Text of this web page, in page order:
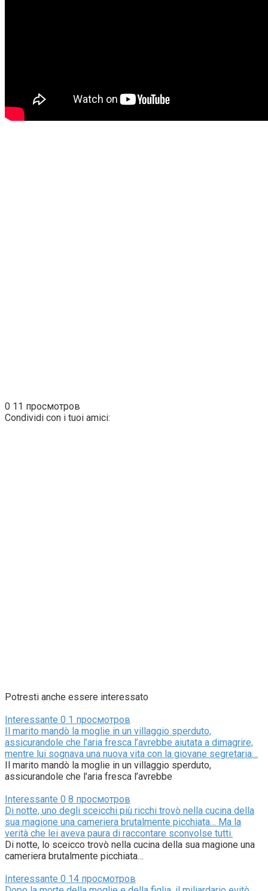
0 11 просмотров
Condividi con i tuoi amici:
Potresti anche essere interessato
Interessante 0 1 просмотров
Il marito mandò la moglie in un villaggio sperduto,
assicurandole che l’aria fresca l’avrebbe aiutata a dimagrire,
mentre lui sognava una nuova vita con la giovane segretaria…
Il marito mandò la moglie in un villaggio sperduto,
assicurandole che l’aria fresca l’avrebbe
Interessante 0 8 просмотров
Di notte, uno degli sceicchi più ricchi trovò nella cucina della
sua magione una cameriera brutalmente picchiata… Ma la
verità che lei aveva paura di raccontare sconvolse tutti.
Di notte, lo sceicco trovò nella cucina della sua magione una
cameriera brutalmente picchiata…
Interessante 0 14 просмотров